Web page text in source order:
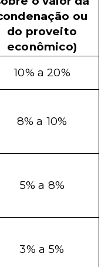
ou
do proveito
econômico)
10% a 20%
8% a 10%
5% a 8%
3% a 5%